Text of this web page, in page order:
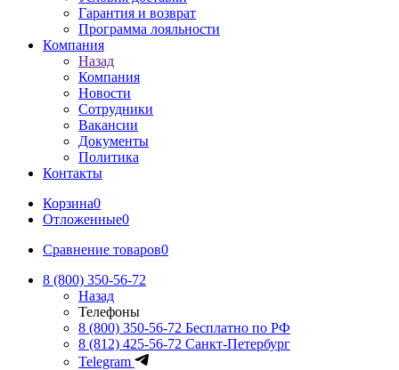
Гарантия и возврат
Программа лояльности
Компания
Назад
Компания
Новости
Сотрудники
Вакансии
Документы
Политика
Контакты
Корзина0
Отложенные0
Сравнение товаров0
8 (800) 350-56-72
Назад
Телефоны
8 (800) 350-56-72 Бесплатно по РФ
8 (812) 425-56-72 Санкт-Петербург
Telegram